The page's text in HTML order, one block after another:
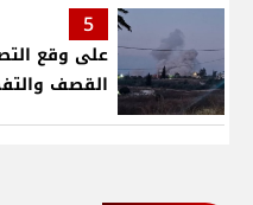
5
على وقع
القصف